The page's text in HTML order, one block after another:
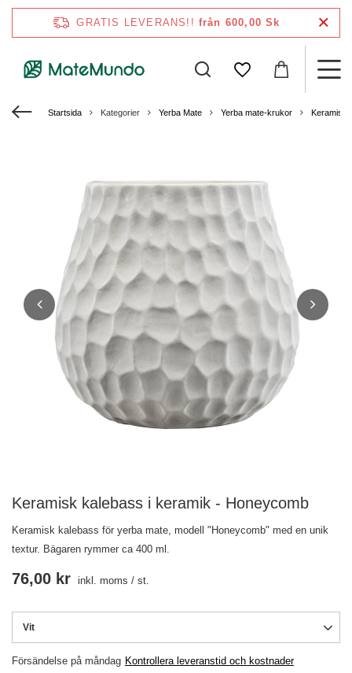
GRATIS LEVERANS!! från 600,00 Sk
Startsida Kategorier Yerba Mate Yerba mate-krukor
Keramisk kalebass i keramik - Honeycomb
Keramisk kalebass för yerba mate, modell "Honeycomb" med en unik
textur. Bägaren rymmer ca 400 ml.
Vit
Försändelse på måndag Kontrollera leveranstid och kostnader
76,00 kr inkl. moms / st.